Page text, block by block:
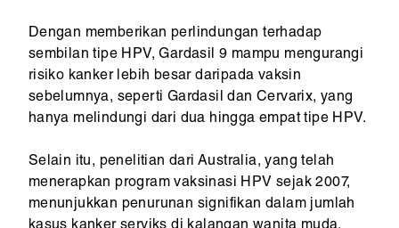
Dengan memberikan perlindungan terhadap
sembilan tipe HPV, Gardasil 9 mampu mengurangi
risiko kanker lebih besar daripada vaksin
sebelumnya, seperti Gardasil dan Cervarix, yang
hanya melindungi dari dua hingga empat tipe HPV.
Selain itu, penelitian dari Australia, yang telah
menerapkan program vaksinasi HPV sejak 2007,
menunjukkan penurunan signifikan dalam jumlah